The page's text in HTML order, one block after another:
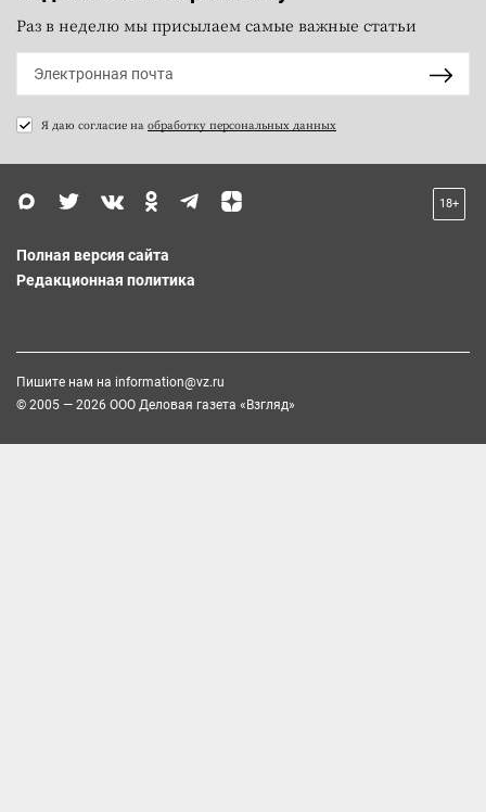
Раз в неделю мы присылаем самые важные статьи
Я даю согласие на обработку персональных данных
18+
Полная версия сайта
Редакционная политика
Пишите нам на information@vz.ru
© 2005 — 2026 ООО Деловая газета «Взгляд»